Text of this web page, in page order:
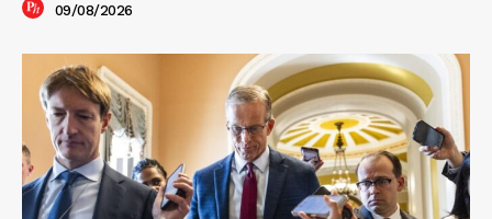
09/08/2026